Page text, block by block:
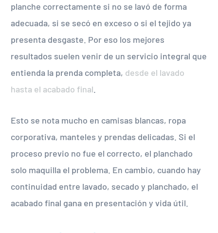
planche correctamente si no se lavó de forma
adecuada, si se secó en exceso o si el tejido ya
presenta desgaste. Por eso los mejores
resultados suelen venir de un servicio integral que
entienda la prenda completa, desde el lavado
hasta el acabado final
Esto se nota mucho en camisas blancas, ropa
corporativa, manteles y prendas delicadas. Si el
proceso previo no fue el correcto, el planchado
solo maquilla el problema. En cambio, cuando hay
continuidad entre lavado, secado y planchado, el
acabado final gana en presentación y vida útil.